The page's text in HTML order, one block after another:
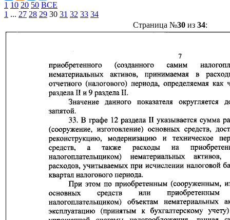
1 10 20 50 ВСЕ
1 ... 27 28 29 30 31 32 33 34
Страница №30из 34: